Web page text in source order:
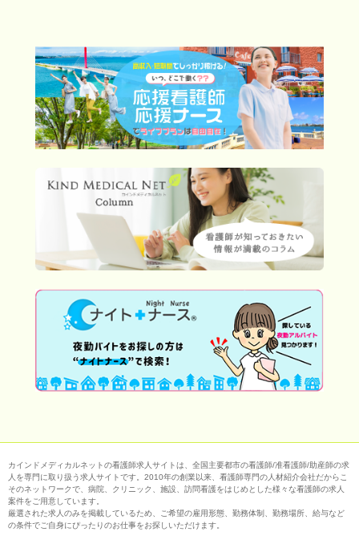
カインドメディカルネットの看護師求人サイトは、全国主要都市の看護師/准看護師/助産師の求
人を専門に取り扱う求人サイトです。2010年の創業以来、看護師専門の人材紹介会社だからこ
そのネットワークで、病院、クリニック、施設、訪問看護をはじめとした様々な看護師の求人
案件をご用意しています。
厳選された求人のみを掲載しているため、ご希望の雇用形態、勤務体制、勤務場所、給与など
の条件でご自身にぴったりのお仕事をお探しいただけます。